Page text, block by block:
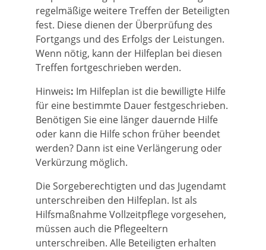
regelmäßige weitere Treffen der Beteiligten
fest. Diese dienen der Überprüfung des
Fortgangs und des Erfolgs der Leistungen.
Wenn nötig, kann der Hilfeplan bei diesen
Treffen fortgeschrieben werden.
Hinweis: Im Hilfeplan ist die bewilligte Hilfe
für eine bestimmte Dauer festgeschrieben.
Benötigen Sie eine länger dauernde Hilfe
oder kann die Hilfe schon früher beendet
werden? Dann ist eine Verlängerung oder
Verkürzung möglich.
Die Sorgeberechtigten und das Jugendamt
unterschreiben den Hilfeplan. Ist als
Hilfsmaßnahme Vollzeitpflege vorgesehen,
müssen auch die Pflegeeltern
unterschreiben. Alle Beteiligten erhalten